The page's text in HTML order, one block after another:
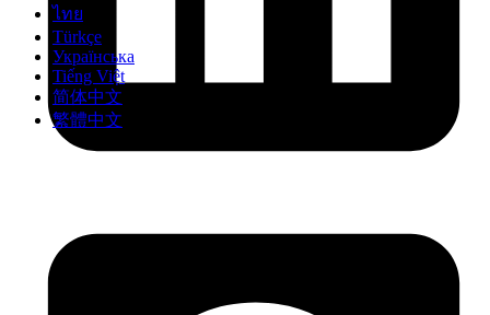
ไทย
Türkçe
Українська
Tiếng Việt
简体中文
繁體中文